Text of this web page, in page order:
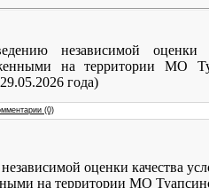
независимой оценки
на территории МО
года)
(0)
оценки качества
на территории МО